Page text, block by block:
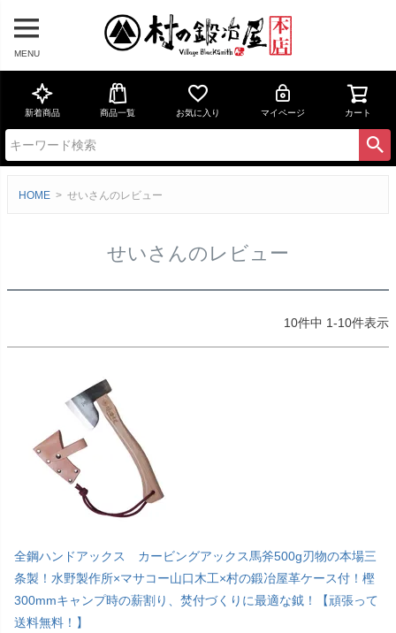
MENU
新着商品 商品一覧 お気に入り マイページ カート
HOME せいさんのレビュー
せいさんのレビュー
10件中 1-10件表示
全鋼ハンドアックス カービングアックス馬斧500g刃物の本場三
条製！水野製作所×マサコー山口木工×村の鍛冶屋革ケース付！樫
300mmキャンプ時の薪割り、焚付づくりに最適な鉞！【頑張って
送料無料！】